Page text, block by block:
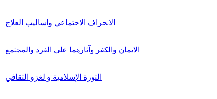
الانحراف الاجتماعي واساليب العلاج
الايمان والكفر وآثارهما على الفرد والمجتمع
الثورة الإسلامية والغزو الثقافي